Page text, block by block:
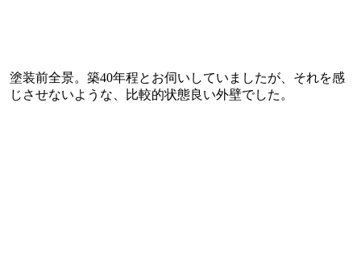
塗装前全景。築40年程とお伺いしていましたが、それを感
じさせないような、比較的状態良い外壁でした。